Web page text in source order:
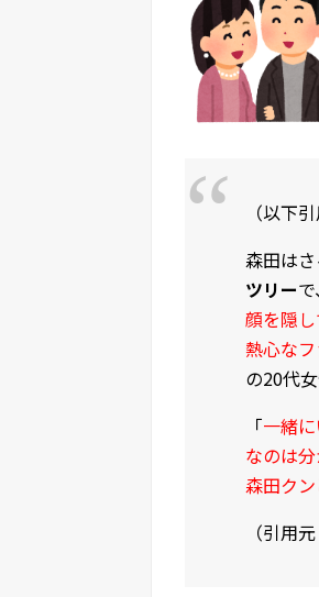
（以下引
森田は
ツリー
顔を隠
熱心な
の20代
「一緒
なのは
森田ク
（引用